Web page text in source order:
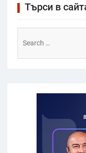
Търси в
for: